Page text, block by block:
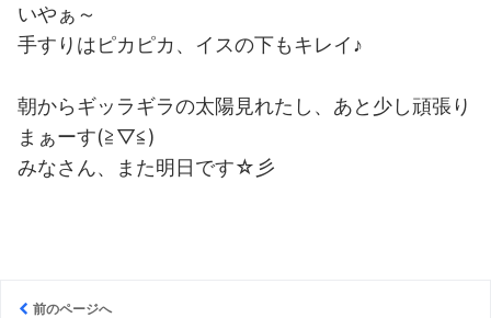
いやぁ～
手すりはピカピカ、イスの下もキレイ♪
朝からギッラギラの太陽見れたし、あと少し頑張り
まぁーす(≧▽≦)
みなさん、また明日です☆彡
前のページへ